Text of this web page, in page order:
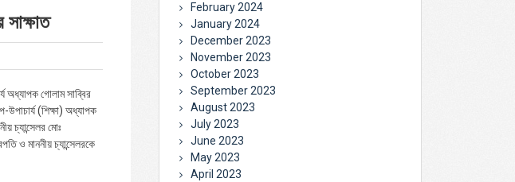
সাক্ষাত
অধ্যাপক গোলাম সাব্বির
(শিক্ষা) অধ্যাপক
চ্যান্সেলর মোঃ
ও মাননীয় চ্যান্সেলরকে
February 2024
January 2024
December 2023
November 2023
October 2023
September 2023
August 2023
July 2023
June 2023
May 2023
April 2023